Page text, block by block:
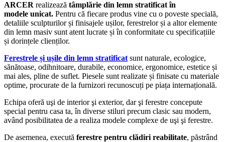
ARCER realizează tâmplărie din lemn stratificat în
modele unicat. Pentru că fiecare produs vine cu o poveste specială,
detaliile sculpturilor și finisajele ușilor, ferestrelor și a altor elemente
din lemn masiv sunt atent lucrate și în conformitate cu specificațiile
și dorințele clienților.
Ferestrele și ușile din lemn stratificat sunt naturale, ecologice,
sănătoase, odihnitoare, durabile, economice, ergonomice, estetice și
mai ales, pline de suflet. Piesele sunt realizate și finisate cu materiale
optime, procurate de la furnizori recunoscuți pe piața internațională.
Echipa oferă uşi de interior şi exterior, dar şi ferestre concepute
special pentru casa ta, în diverse stiluri precum clasic sau modern,
având posibilitatea de a realiza modele complexe de uşi şi ferestre.
De asemenea, execută ferestre pentru clădiri reabilitate, păstrând